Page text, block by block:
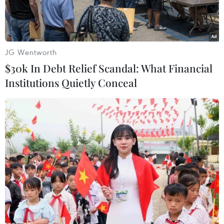
Người dân đeo khẩu trang để phòng tránh lây nhiễm COVID-19
tại Tehran, Iran, ngày 23/2/2020. (Ảnh: THX/ TTXVN)
Theo Reuters, trang tin chính thức của Phủ Tổng
thống Iran, Tổng thống Hassan Rouhani ngày
26/2 tuyên bố chủng mới của virus corona
JG Wentworth
$30k In Debt Relief Scandal: What Financial
Institutions Quietly Conceal